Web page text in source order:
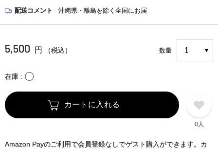
＜詳細はこちら＞
配送コメント 沖縄県・離島を除く全国にお届
5,500 円 （税込） 数量
在庫 〇
カートに入れる
0人
Amazon Payのご利用で会員登録なしでゲスト購入ができます。カ